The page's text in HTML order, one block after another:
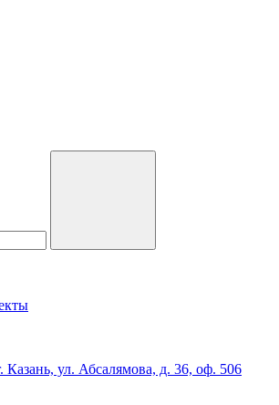
Казань, ул. Абсалямова, д. 36, оф. 506